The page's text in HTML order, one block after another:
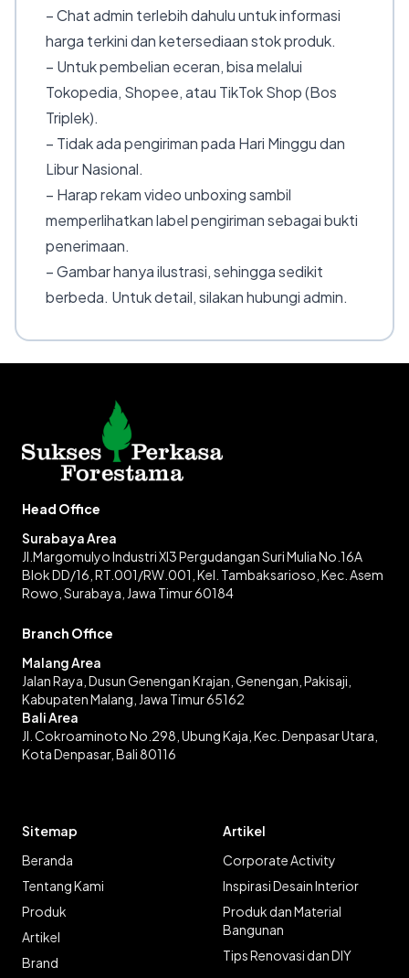
– Chat admin terlebih dahulu untuk informasi
harga terkini dan ketersediaan stok produk.
– Untuk pembelian eceran, bisa melalui
Tokopedia, Shopee, atau TikTok Shop (Bos
Triplek).
– Tidak ada pengiriman pada Hari Minggu dan
Libur Nasional.
– Harap rekam video unboxing sambil
memperlihatkan label pengiriman sebagai bukti
penerimaan.
– Gambar hanya ilustrasi, sehingga sedikit
berbeda. Untuk detail, silakan hubungi admin.
Head Office
Surabaya Area
Jl.Margomulyo Industri XI3 Pergudangan Suri Mulia No.16A
Blok DD/16, RT.001/RW.001, Kel. Tambaksarioso, Kec. Asem
Rowo, Surabaya, Jawa Timur 60184
Branch Office
Malang Area
Jalan Raya, Dusun Genengan Krajan, Genengan, Pakisaji,
Kabupaten Malang, Jawa Timur 65162
Bali Area
Jl. Cokroaminoto No.298, Ubung Kaja, Kec. Denpasar Utara,
Kota Denpasar, Bali 80116
Sitemap
Beranda
Tentang Kami
Produk
Artikel
Brand
Artikel
Corporate Activity
Inspirasi Desain Interior
Produk dan Material
Bangunan
Tips Renovasi dan DIY